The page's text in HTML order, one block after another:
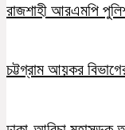
রাজশাহী আরএমপি
চট্টগ্রাম আয়কর